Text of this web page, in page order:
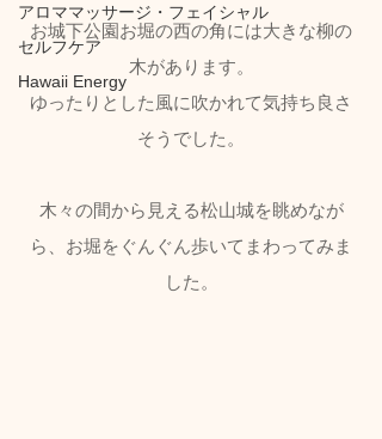
アロママッサージ・フェイシャル
セルフケア
Hawaii Energy
お城下公園お堀の西の角には大きな柳の
木があります。
ゆったりとした風に吹かれて気持ち良さ
そうでした。
木々の間から見える松山城を眺めなが
ら、お堀をぐんぐん歩いてまわってみま
した。